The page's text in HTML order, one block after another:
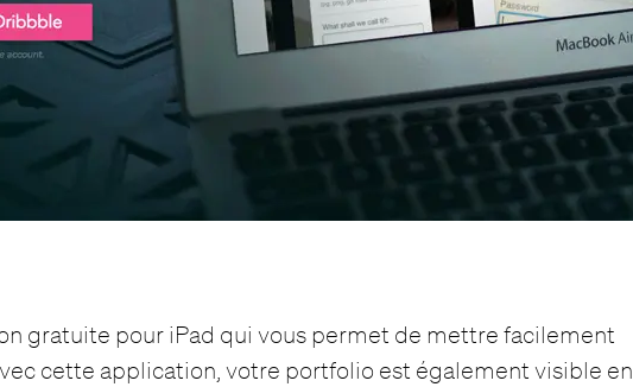
gratuite pour iPad qui vous permet de mettre facilement
cette application, votre portfolio est également visible en